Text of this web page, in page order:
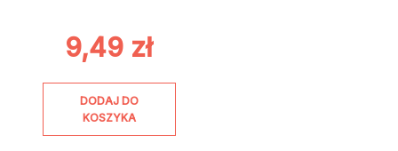
9,49 zł
DODAJ DO
KOSZYKA